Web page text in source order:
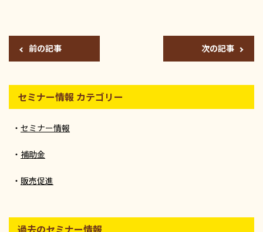
前の記事 次の記事
セミナー情報 カテゴリー
セミナー情報
補助金
販売促進
過去のセミナー情報